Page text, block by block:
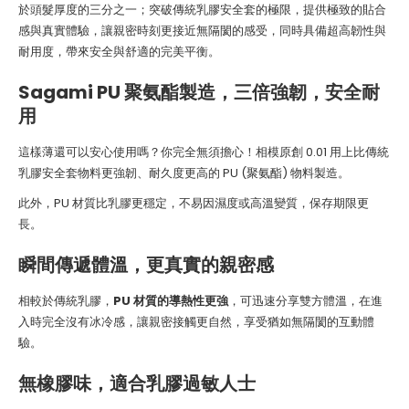
於頭髮厚度的三分之一；突破傳統乳膠安全套的極限，提供極致的貼合
感與真實體驗，讓親密時刻更接近無隔閡的感受，同時具備超高韌性與
耐用度，帶來安全與舒適的完美平衡。
Sagami PU 聚氨酯製造，三倍強韌，安全耐
用
這樣薄還可以安心使用嗎？你完全無須擔心！相模原創 0.01 用上比傳統
乳膠安全套物料更強韌、耐久度更高的 PU (聚氨酯) 物料製造。
此外，PU 材質比乳膠更穩定，不易因濕度或高溫變質，保存期限更
長。
瞬間傳遞體溫，更真實的親密感
相較於傳統乳膠， PU 材質的導熱性更強，可迅速分享雙方體溫，在進
入時完全沒有冰冷感，讓親密接觸更自然，享受猶如無隔閡的互動體
驗。
無橡膠味，適合乳膠過敏人士